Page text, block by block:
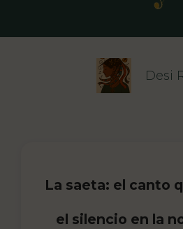
Desi
La saeta: el canto
el silencio en la